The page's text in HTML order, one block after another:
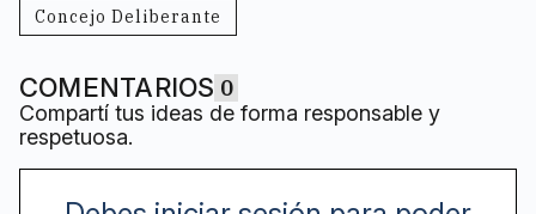
Concejo Deliberante
COMENTARIOS 0
Compartí tus ideas de forma responsable y
respetuosa.